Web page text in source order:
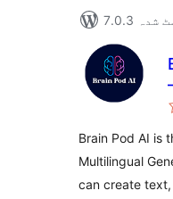
شدہ
Brain Pod AI is
Multilingual
can create